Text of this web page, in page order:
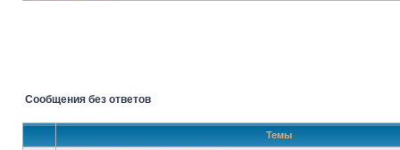
Сообщения без ответов
Темы